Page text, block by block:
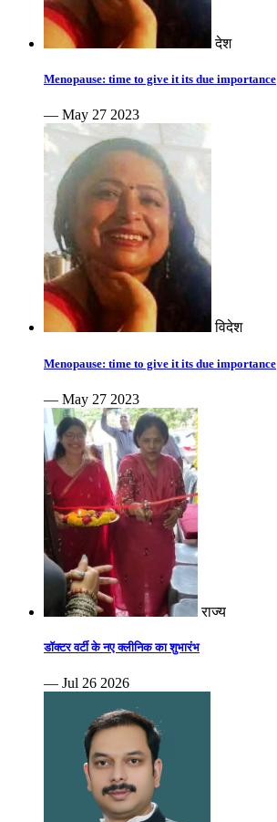
देश
Menopause: time to give it its due importance
— May 27 2023
विदेश
Menopause: time to give it its due importance
— May 27 2023
राज्य
डॉक्टर वर्टी के नए क्लीनिक का शुभारंभ
— Jul 26 2026